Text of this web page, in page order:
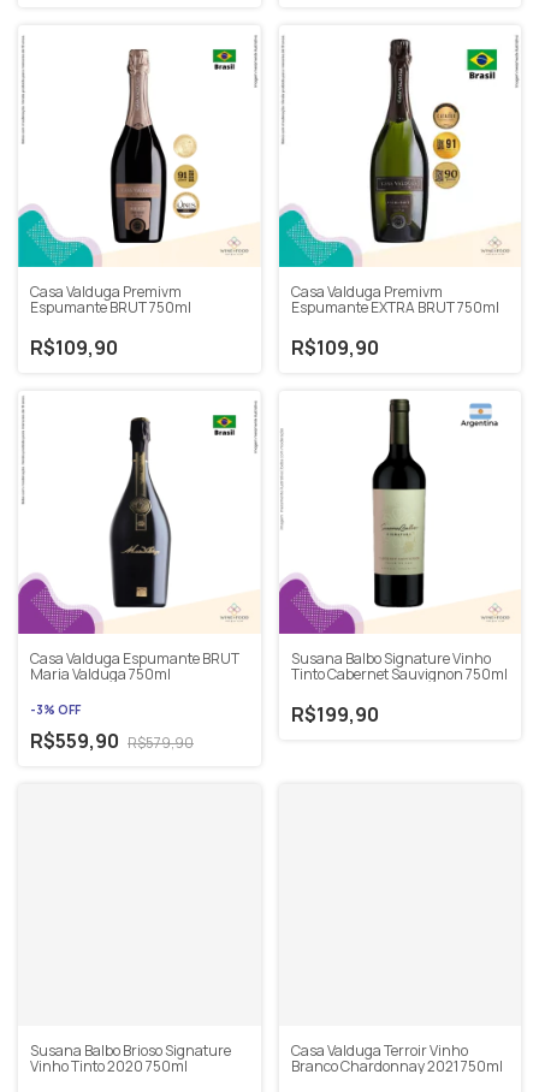
Casa Valduga Premivm
Espumante BRUT 750ml
R$109,90
Casa Valduga Premivm
Espumante EXTRA BRUT 750ml
R$109,90
Casa Valduga Espumante BRUT
Maria Valduga 750ml
-3% OFF
R$559,90 R$579,90
Susana Balbo Signature Vinho
Tinto Cabernet Sauvignon 750ml
R$199,90
Susana Balbo Brioso Signature
Vinho Tinto 2020 750ml
Casa Valduga Terroir Vinho
Branco Chardonnay 2021 750ml